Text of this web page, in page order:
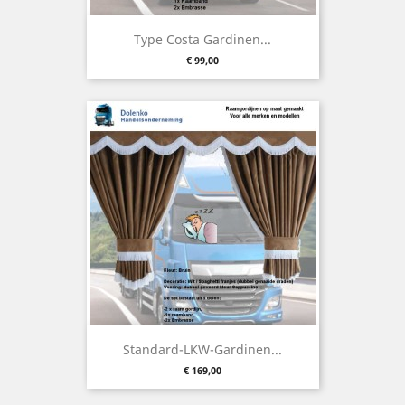
Type Costa Gardinen...
Preis
€ 99,00
Standard-LKW-Gardinen...
Preis
€ 169,00